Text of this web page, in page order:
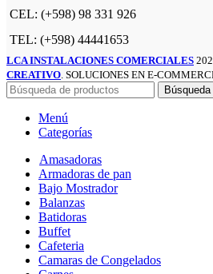
CEL: (+598) 98 331 926
TEL: (+598) 44441653
LCA INSTALACIONES COMERCIALES
CREATIVO . SOLUCIONES EN E-
Búsqueda
Menú
Categorías
Amasadoras
Armadoras de pan
Bajo Mostrador
Balanzas
Batidoras
Buffet
Cafeteria
Camaras de Congelados